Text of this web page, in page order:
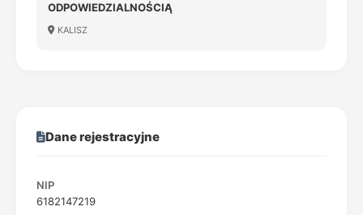
ODPOWIEDZIALNOŚCIĄ
KALISZ
Dane rejestracyjne
NIP
6182147219